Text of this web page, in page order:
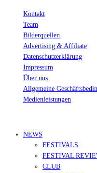
Kontakt
Team
Bilderquellen
Advertising & Affiliate
Datenschutzerklärung
Impressum
Über uns
Allgemeine
Medienleistungen
NEWS
FESTIVALS
FESTIVAL
CLUB